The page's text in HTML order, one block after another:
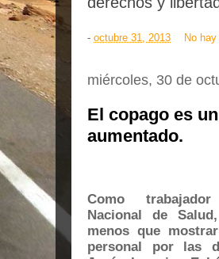
- octubre 31, 2013 No
miércoles, 30 de
El copago es
aumentado.
Como
Nacional de
menos que
personal por las